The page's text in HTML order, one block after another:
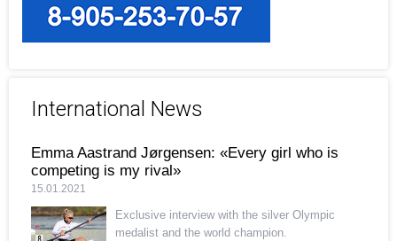
International News
Emma Aastrand Jørgensen: «Every girl who is
competing is my rival»
15.01.2021
Exclusive interview with the silver Olympic
medalist and the world champion.